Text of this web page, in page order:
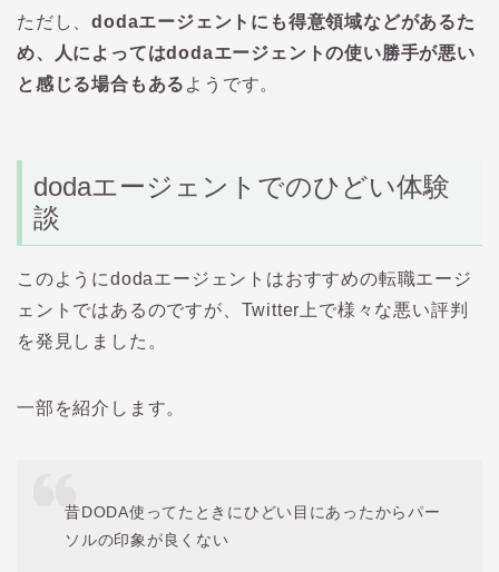
ただし、dodaエージェントにも得意領域などがあるた
め、人によってはdodaエージェントの使い勝手が悪い
と感じる場合もある ようです。
dodaエージェントでのひどい体験
談
このようにdodaエージェントはおすすめの転職エージ
ェントではあるのですが、 Twitter 上で様々な悪い評判
を発見しました。
一部を紹介します。
昔DODA使ってたときにひどい目にあったからパー
ソルの印象が良くない